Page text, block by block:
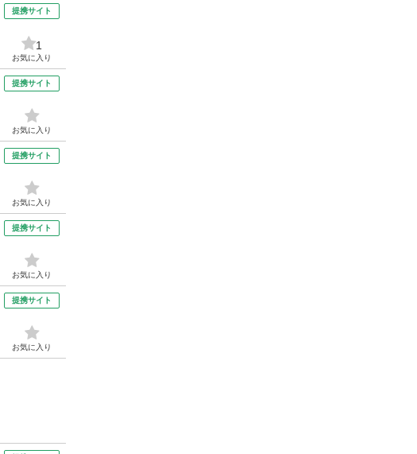
提携サイト
1
お気に入り
提携サイト
お気に入り
提携サイト
お気に入り
提携サイト
お気に入り
提携サイト
お気に入り